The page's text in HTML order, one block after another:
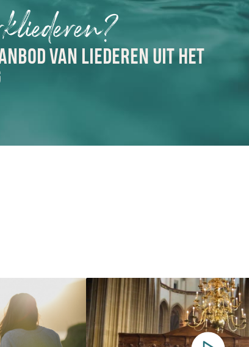
VAN LIEDEREN UIT HET